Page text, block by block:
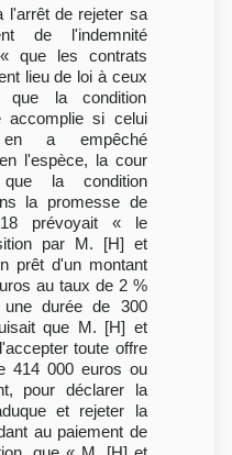
l'arrêt de rejeter sa
de l'indemnité
que les contrats
lieu de loi à ceux
la condition
accomplie si celui
a empêché
l'espèce, la cour
la condition
la promesse de
prévoyait « le
par M. [H] et
prêt d'un montant
au taux de 2 %
une durée de 300
que M. [H] et
toute offre
414 000 euros ou
pour déclarer la
et rejeter la
au paiement de